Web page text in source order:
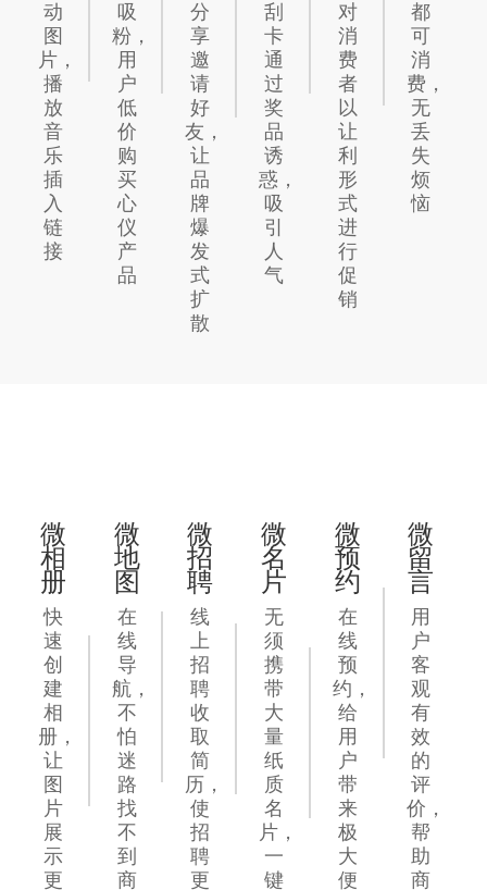
动
图
片，
播
放
音
乐
插
入
链
接
吸
粉，
用
户
低
价
购
买
心
仪
产
品
分
享
邀
请
好
友，
让
品
牌
爆
发
式
扩
散
刮
卡
通
过
奖
品
诱
惑，
吸
引
人
气
对
消
费
者
以
让
利
形
式
进
行
促
销
都
可
消
费，
无
丢
失
烦
恼
微
相
册
快
速
创
建
相
册，
让
图
片
展
示
更
微
地
图
在
线
导
航，
不
怕
迷
路
找
不
到
商
微
招
聘
线
上
招
聘
收
取
简
历，
使
招
聘
更
微
名
片
无
须
携
带
大
量
纸
质
名
片，
一
键
微
预
约
在
线
预
约，
给
用
户
带
来
极
大
便
微
留
言
用
户
客
观
有
效
的
评
价，
帮
助
商